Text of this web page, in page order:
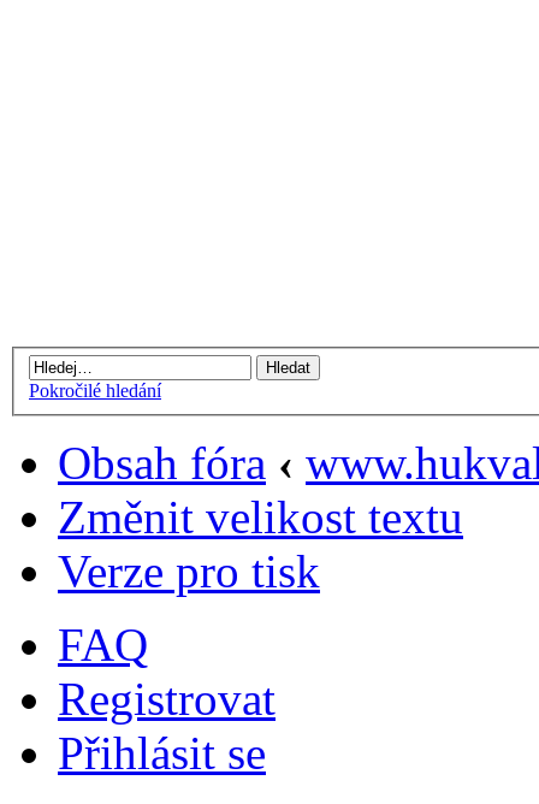
Pokročilé hledání
Obsah fóra ‹
Změnit velikost textu
Verze pro tisk
FAQ
Registrovat
Přihlásit se